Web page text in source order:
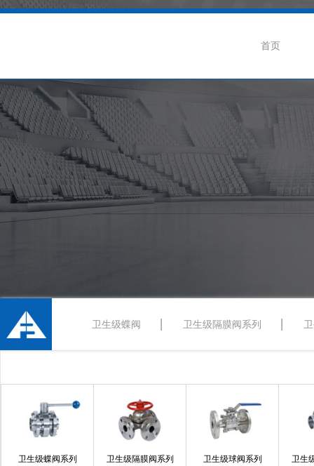
首页
企业荣誉
生产基地
蝶阀 卫生级隔膜阀系列 卫生级球阀系
卫生级蝶阀 卫生级隔膜阀系列
卫生级蝶阀系列 卫生级隔膜阀系列 卫生级球阀系列 卫生